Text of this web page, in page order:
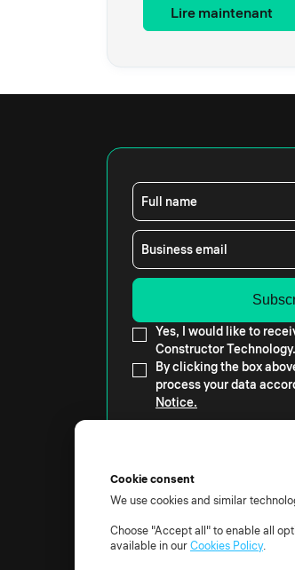
Lire maintenant
Full name
Business email
Yes, I would like to
Constructor Technology.
By clicking the box
process your data
Notice.
Terms of usePrivacy notice
Cookie consent
We use cookies and similar
Choose "Accept all" to enable all
available in ourCookies Policy.